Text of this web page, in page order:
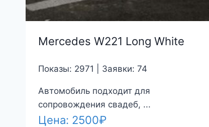
Mercedes W221 Long White
Показы: 2971 | Заявки: 74
Автомобиль подходит для
сопровождения свадеб, ...
Цена: 2500₽